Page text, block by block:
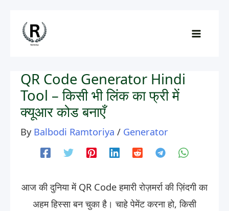
QR Code Generator Hindi
Tool – किसी भी लिंक का फ्री में
क्यूआर कोड बनाएँ
By Balbodi Ramtoriya / Generator
आज की दुनिया में QR Code हमारी रोज़मर्रा की ज़िंदगी का
अहम हिस्सा बन चुका है। चाहे पेमेंट करना हो, किसी